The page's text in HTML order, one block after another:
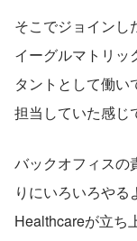
そこでジョインし
イーグルマトリッ
タントとして働
担当していた感じ
バックオフィスの
りにいろいろや
Healthcareが立ち